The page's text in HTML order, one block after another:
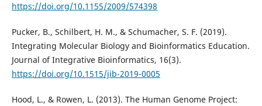
https://doi.org/10.1155/2009/574398
Pucker, B., Schilbert, H. M., & Schumacher, S. F. (2019).
Integrating Molecular Biology and Bioinformatics Education.
Journal of Integrative Bioinformatics, 16(3).
https://doi.org/10.1515/jib-2019-0005
Hood, L., & Rowen, L. (2013). The Human Genome Project: